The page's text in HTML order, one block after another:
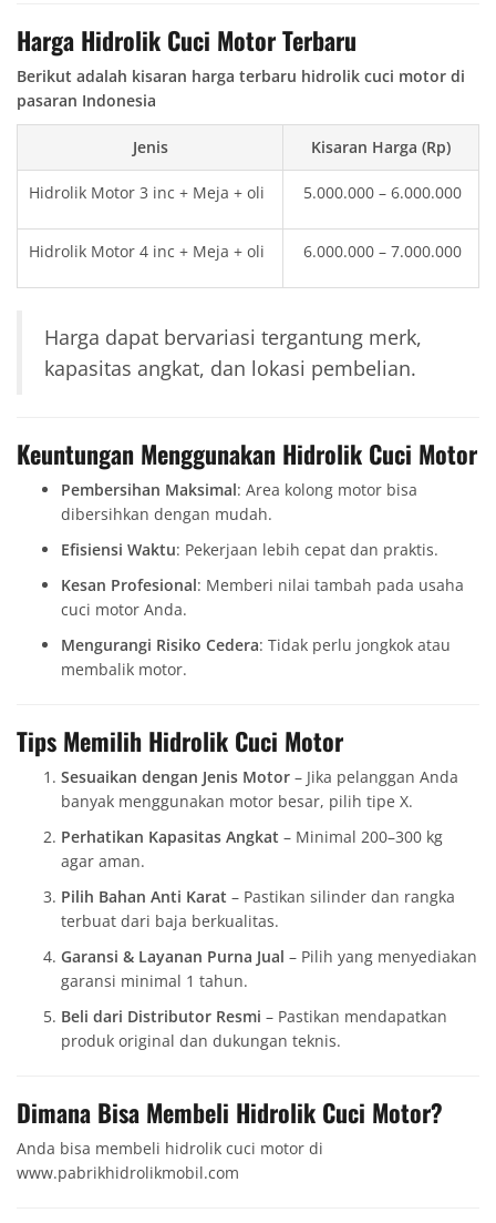
Harga Hidrolik Cuci Motor Terbaru
Berikut adalah kisaran harga terbaru hidrolik cuci motor di
pasaran Indonesia
Jenis Kisaran Harga (Rp)
Hidrolik Motor 3 inc + Meja + oli 5.000.000 – 6.000.000
Hidrolik Motor 4 inc + Meja + oli 6.000.000 – 7.000.000
Harga dapat bervariasi tergantung merk,
kapasitas angkat, dan lokasi pembelian.
Keuntungan Menggunakan Hidrolik Cuci Motor
Pembersihan Maksimal: Area kolong motor bisa
dibersihkan dengan mudah.
Efisiensi Waktu: Pekerjaan lebih cepat dan praktis.
Kesan Profesional: Memberi nilai tambah pada usaha
cuci motor Anda.
Mengurangi Risiko Cedera: Tidak perlu jongkok atau
membalik motor.
Tips Memilih Hidrolik Cuci Motor
Sesuaikan dengan Jenis Motor – Jika pelanggan Anda
banyak menggunakan motor besar, pilih tipe X.
Perhatikan Kapasitas Angkat – Minimal 200–300 kg
agar aman.
Pilih Bahan Anti Karat – Pastikan silinder dan rangka
terbuat dari baja berkualitas.
Garansi & Layanan Purna Jual – Pilih yang menyediakan
garansi minimal 1 tahun.
Beli dari Distributor Resmi – Pastikan mendapatkan
produk original dan dukungan teknis.
Dimana Bisa Membeli Hidrolik Cuci Motor?
Anda bisa membeli hidrolik cuci motor di
www.pabrikhidrolikmobil.com